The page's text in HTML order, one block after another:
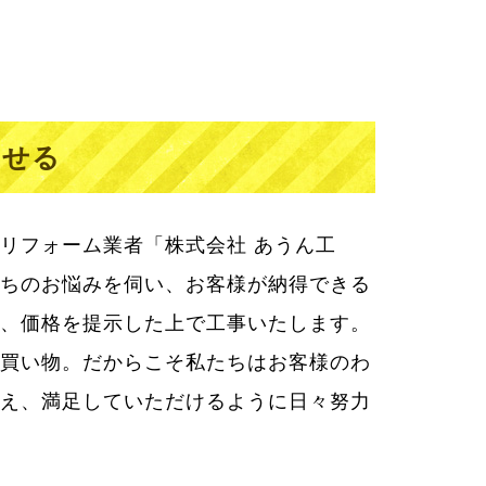
る
フォーム業者「株式会社 あうん工
のお悩みを伺い、お客様が納得できる
価格を提示した上で工事いたします。